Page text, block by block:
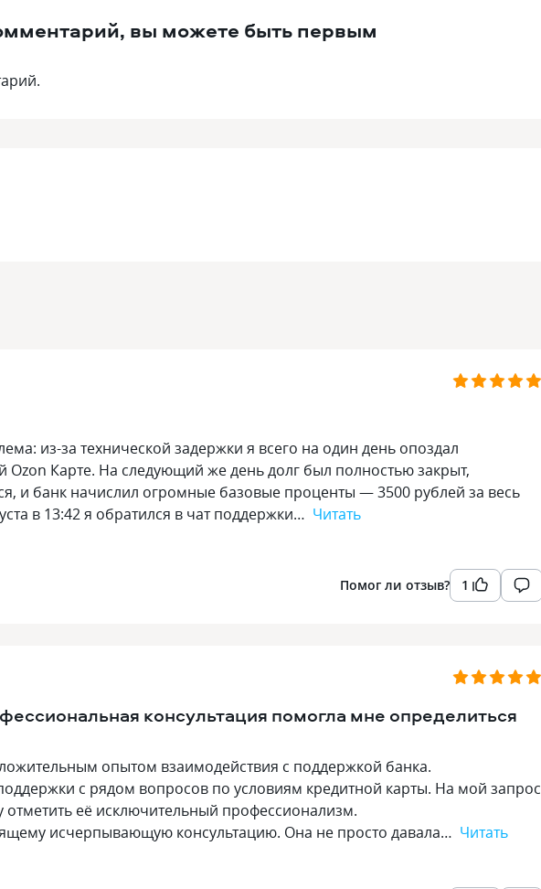
вы можете быть первым
из-за технической задержки я всего на один день опоздал
Ozon Карте. На следующий же день долг был полностью закрыт,
и банк начислил огромные базовые проценты — 3500 рублей за весь
в 13:42 я обратился в чат поддержки… Читать
Помог ли отзыв? 1
консультация помогла мне определиться
опытом взаимодействия с поддержкой банка.
с рядом вопросов по условиям кредитной карты. На мой запрос
отметить её исключительный профессионализм.
исчерпывающую консультацию. Она не просто давала… Читать